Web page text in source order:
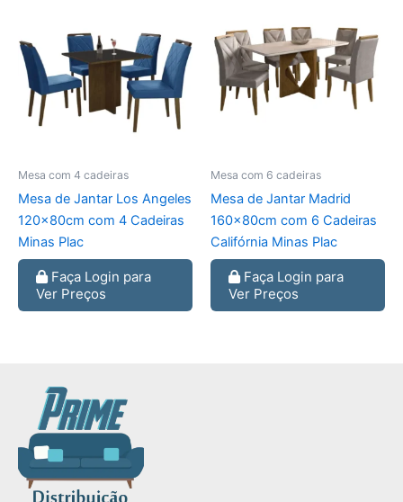
Mesa com 4 cadeiras
Mesa de Jantar Los Angeles
120x80cm com 4 Cadeiras
Minas Plac
Faça Login para
Ver Preços
Mesa com 6 cadeiras
Mesa de Jantar Madrid
160x80cm com 6 Cadeiras
Califórnia Minas Plac
Faça Login para
Ver Preços